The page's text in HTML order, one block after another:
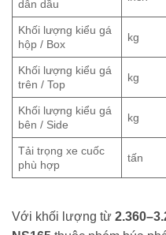
dẫn dầu
Khối lượng kiểu gá
hộp / Box
kg
Khối lượng kiểu gá
trên / Top
kg
Khối lượng kiểu gá
bên / Side
kg
Tải trọng xe cuốc
phù hợp
tấn
Với khối lượng từ